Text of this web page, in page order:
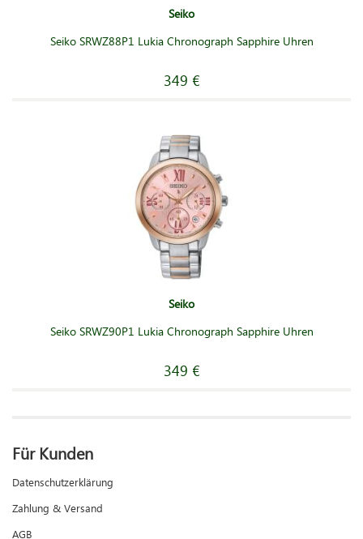
Seiko
Seiko SRWZ88P1 Lukia Chronograph Sapphire Uhren
349 €
Seiko
Seiko SRWZ90P1 Lukia Chronograph Sapphire Uhren
349 €
Für Kunden
Datenschutzerklärung
Zahlung & Versand
AGB